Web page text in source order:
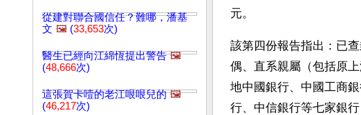
從建對聯合國信任？難哪，潘基
文 🖼️ (33,653次)
醫生已經向江綿恆提出警告 🖼️
(48,666次)
這張賀卡噎的老江哏哏兒的 🖼️
(46,217次)
元。
該第四份報告指出：已
偶、直系親屬（包括原
地中國銀行、中國工商
行、中信銀行等七家銀